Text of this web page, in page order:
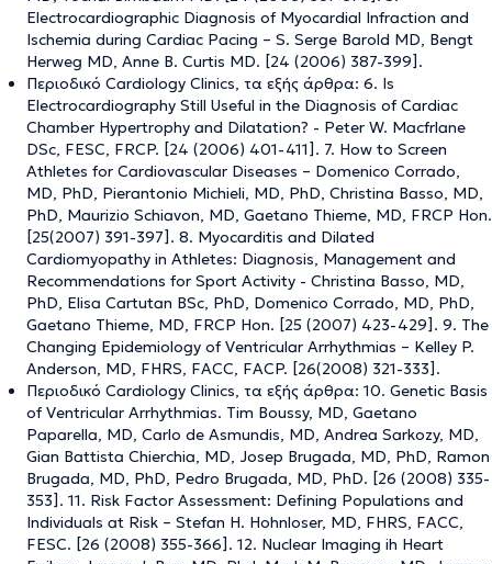
Electrocardiographic Diagnosis of Myocardial Infraction and
Ischemia during Cardiac Pacing – S. Serge Barold MD, Bengt
Herweg MD, Anne B. Curtis MD. [24 (2006) 387-399].
Περιοδικό Cardiology Clinics, τα εξής άρθρα: 6. Is
Electrocardiography Still Useful in the Diagnosis of Cardiac
Chamber Hypertrophy and Dilatation? - Peter W. Macfrlane
DSc, FESC, FRCP. [24 (2006) 401-411]. 7. How to Screen
Athletes for Cardiovascular Diseases – Domenico Corrado,
MD, PhD, Pierantonio Michieli, MD, PhD, Christina Basso, MD,
PhD, Maurizio Schiavon, MD, Gaetano Thieme, MD, FRCP Hon.
[25(2007) 391-397]. 8. Myocarditis and Dilated
Cardiomyopathy in Athletes: Diagnosis, Management and
Recommendations for Sport Activity - Christina Basso, MD,
PhD, Elisa Cartutan BSc, PhD, Domenico Corrado, MD, PhD,
Gaetano Thieme, MD, FRCP Hon. [25 (2007) 423-429]. 9. The
Changing Epidemiology of Ventricular Arrhythmias – Kelley P.
Anderson, MD, FHRS, FACC, FACP. [26(2008) 321-333].
Περιοδικό Cardiology Clinics, τα εξής άρθρα: 10. Genetic Basis
of Ventricular Arrhythmias. Tim Boussy, MD, Gaetano
Paparella, MD, Carlo de Asmundis, MD, Andrea Sarkozy, MD,
Gian Battista Chierchia, MD, Josep Brugada, MD, PhD, Ramon
Brugada, MD, PhD, Pedro Brugada, MD, PhD. [26 (2008) 335-
353]. 11. Risk Factor Assessment: Defining Populations and
Individuals at Risk – Stefan H. Hohnloser, MD, FHRS, FACC,
FESC. [26 (2008) 355-366]. 12. Nuclear Imaging ih Heart